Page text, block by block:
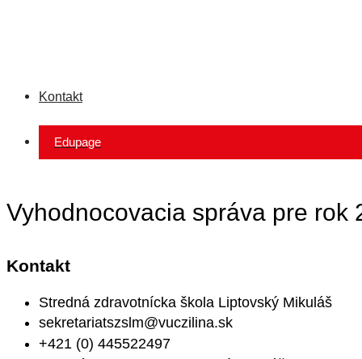
Kontakt
Edupage
Vyhodnocovacia správa pre rok
Kontakt
Stredná zdravotnícka škola Liptovský Mikuláš
sekretariatszslm@vuczilina.sk
+421 (0) 445522497